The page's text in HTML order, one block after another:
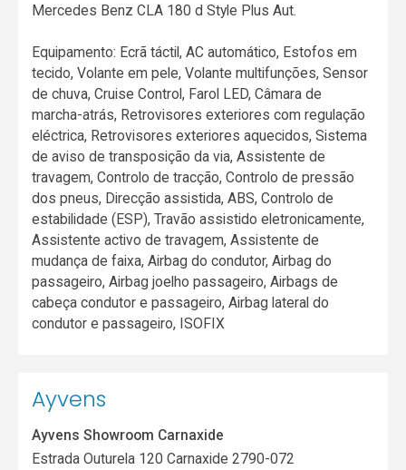
Mercedes Benz CLA 180 d Style Plus Aut.
Equipamento: Ecrã táctil, AC automático, Estofos em
tecido, Volante em pele, Volante multifunções, Sensor
de chuva, Cruise Control, Farol LED, Câmara de
marcha-atrás, Retrovisores exteriores com regulação
eléctrica, Retrovisores exteriores aquecidos, Sistema
de aviso de transposição da via, Assistente de
travagem, Controlo de tracção, Controlo de pressão
dos pneus, Direcção assistida, ABS, Controlo de
estabilidade (ESP), Travão assistido eletronicamente,
Assistente activo de travagem, Assistente de
mudança de faixa, Airbag do condutor, Airbag do
passageiro, Airbag joelho passageiro, Airbags de
cabeça condutor e passageiro, Airbag lateral do
condutor e passageiro, ISOFIX
Ayvens
Ayvens Showroom Carnaxide
Estrada Outurela 120 Carnaxide 2790-072